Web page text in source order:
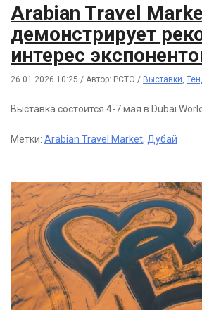
Arabian Travel
демонстрирует
интерес
26.01.2026 10:25 / Автор: РСТО / Выставки,
Выставка состоится 4-7 мая в Dubai
Метки: Arabian Travel Market, Дубай